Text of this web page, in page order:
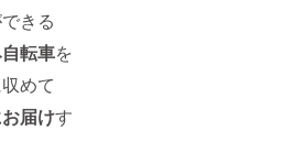
きる
転車を
めて
届けす